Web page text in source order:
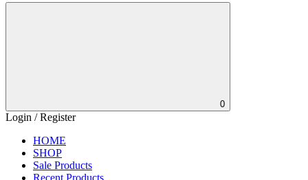
0
Login / Register
HOME
SHOP
Sale Products
Recent Products